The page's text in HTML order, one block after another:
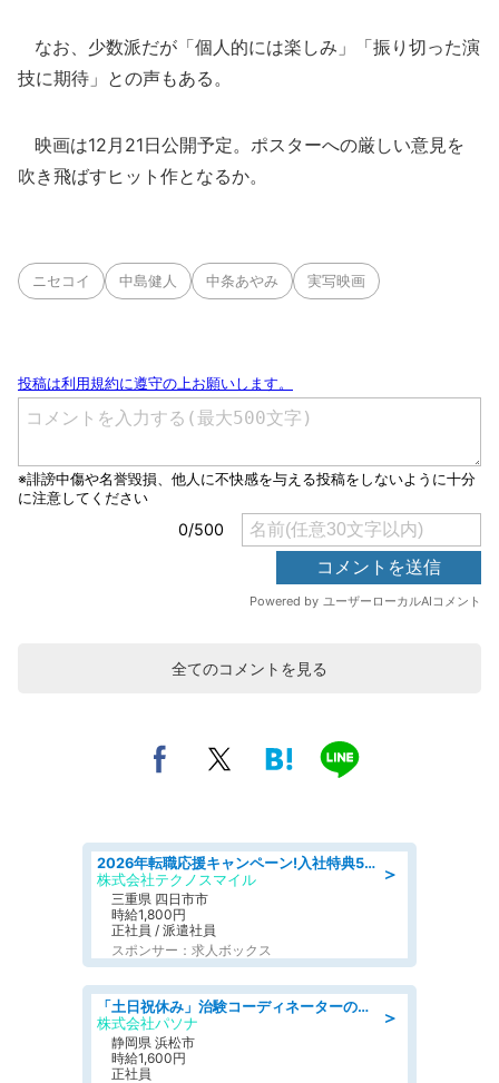
なお、少数派だが「個人的には楽しみ」「振り切った演
技に期待」との声もある。
映画は12月21日公開予定。ポスターへの厳しい意見を
吹き飛ばすヒット作となるか。
ニセコイ 中島健人 中条あやみ 実写映画
全てのコメントを見る
＞
2026年転職応援キャンペーン!入社特典58万円/デンソーで働こう!自動車工場で小型部品の検査業務 denso aichi
株式会社テクノスマイル
三重県 四日市市
時給1,800円
正社員 / 派遣社員
スポンサー：求人ボックス
＞
「土日祝休み」治験コーディネーターのお仕事/未経験OK
株式会社パソナ
静岡県 浜松市
時給1,600円
正社員